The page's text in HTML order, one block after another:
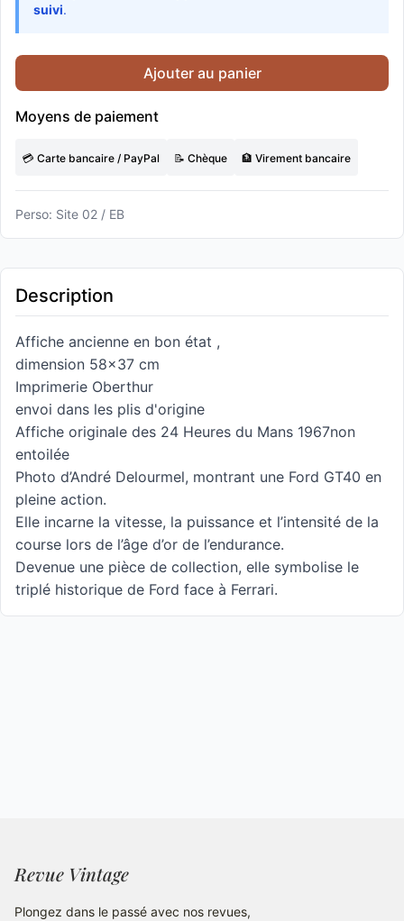
suivi.
Ajouter au panier
Moyens de paiement
💳 Carte bancaire / PayPal 📝 Chèque 🏦 Virement bancaire
Perso: Site 02 / EB
Description
Affiche ancienne en bon état ,
dimension 58x37 cm
Imprimerie Oberthur
envoi dans les plis d'origine
Affiche originale des 24 Heures du Mans 1967non
entoilée
Photo d’André Delourmel, montrant une Ford GT40 en
pleine action.
Elle incarne la vitesse, la puissance et l’intensité de la
course lors de l’âge d’or de l’endurance.
Devenue une pièce de collection, elle symbolise le
triplé historique de Ford face à Ferrari.
Revue Vintage
Plongez dans le passé avec nos revues,